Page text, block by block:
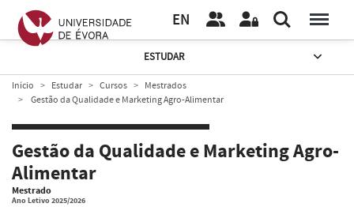
EN
ESTUDAR
Início Estudar Cursos
Mestrados
Gestão da Qualidade e Marketing Agro-Alimentar
Gestão da Qualidade e Marketing Agro-
Alimentar
Mestrado
Ano Letivo 2025/2026